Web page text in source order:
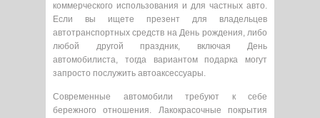
коммерческого использования и для частных авто.
Если вы ищете презент для владельцев
автотранспортных средств на День рождения, либо
любой другой праздник, включая День
автомобилиста, тогда вариантом подарка могут
запросто послужить автоаксессуары.
Современные автомобили требуют к себе
бережного отношения. Лакокрасочные покрытия